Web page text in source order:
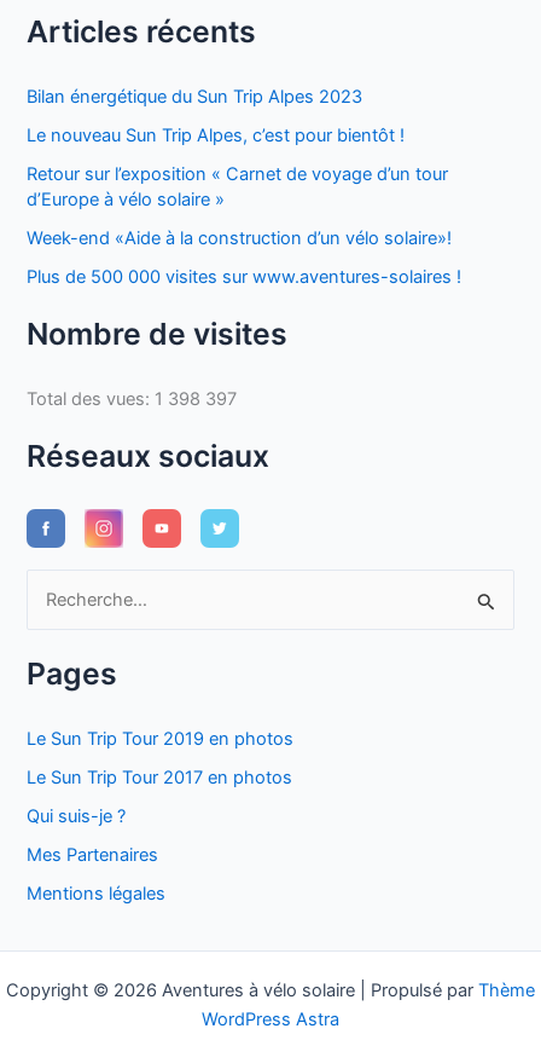
Articles récents
Bilan énergétique du Sun Trip Alpes 2023
Le nouveau Sun Trip Alpes, c’est pour bientôt !
Retour sur l’exposition « Carnet de voyage d’un tour
d’Europe à vélo solaire »
Week-end «Aide à la construction d’un vélo solaire»!
Plus de 500 000 visites sur www.aventures-solaires !
Nombre de visites
Total des vues: 1 398 397
Réseaux sociaux
h
h
e
r
Pages
Le Sun Trip Tour 2019 en photos
Le Sun Trip Tour 2017 en photos
Qui suis-je ?
Mes Partenaires
Mentions légales
Copyright © 2026 Aventures à vélo solaire | Propulsé par Thème
WordPress Astra